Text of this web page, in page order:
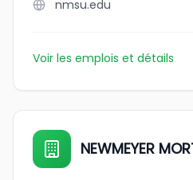
nmsu.edu
Voir les emplois et détails
NEWMEYER